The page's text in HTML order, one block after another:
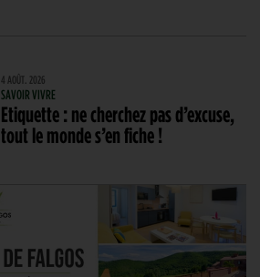
4 AOÛT. 2026
SAVOIR VIVRE
Etiquette : ne cherchez pas d’excuse,
tout le monde s’en fiche !